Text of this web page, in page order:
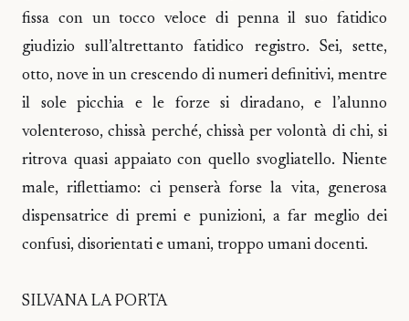
fissa con un tocco veloce di penna il suo fatidico
giudizio sull’altrettanto fatidico registro. Sei, sette,
otto, nove in un crescendo di numeri definitivi, mentre
il sole picchia e le forze si diradano, e l’alunno
volenteroso, chissà perché, chissà per volontà di chi, si
ritrova quasi appaiato con quello svogliatello. Niente
male, riflettiamo: ci penserà forse la vita, generosa
dispensatrice di premi e punizioni, a far meglio dei
confusi, disorientati e umani, troppo umani docenti.
SILVANA LA PORTA